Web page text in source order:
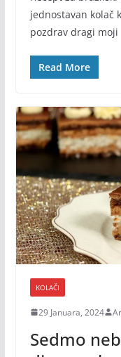
jednostavan kolač
pozdrav dragi moji
Read More
KOLAČI
29 Januara, 2024
Sedmo